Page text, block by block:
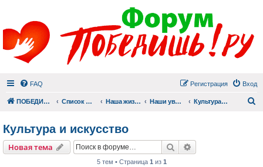
FAQ Вход
Регистрация
ПОБЕДИШЬ.РУ Список форумов Наша жизнь (не всё же о суициде!) Наши увлечения Культура и искусство
Культура и искусство
Новая тема Поиск
5 тем • Страница 1 из 1